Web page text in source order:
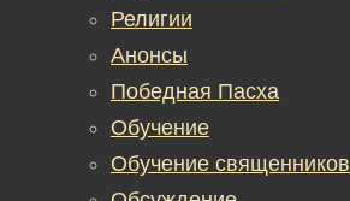
Религии
Анонсы
Победная Пасха
Обучение
Обучение священников